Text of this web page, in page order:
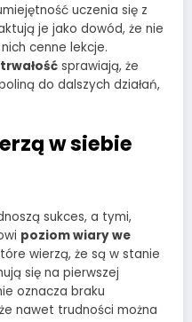
uczenia się z
je jako dowód, że nie
cenne lekcje.
sprawiają, że
do dalszych działań,
w siebie
sukces, a tymi,
poziom wiary we
wierzą, że są w stanie
się na pierwszej
oznacza braku
nawet trudności można